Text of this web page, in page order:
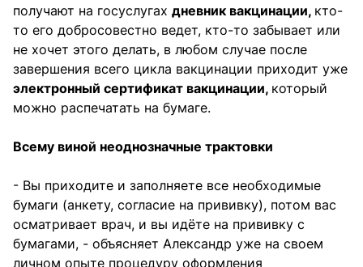
получают на госуслугах дневник вакцинации, кто-
то его добросовестно ведет, кто-то забывает или
не хочет этого делать, в любом случае после
завершения всего цикла вакцинации приходит уже
электронный сертификат вакцинации, который
можно распечатать на бумаге.
Всему виной неоднозначные трактовки
- Вы приходите и заполняете все необходимые
бумаги (анкету, согласие на прививку), потом вас
осматривает врач, и вы идёте на прививку с
бумагами, - объясняет Александр уже на своем
личном опыте процедуру оформления